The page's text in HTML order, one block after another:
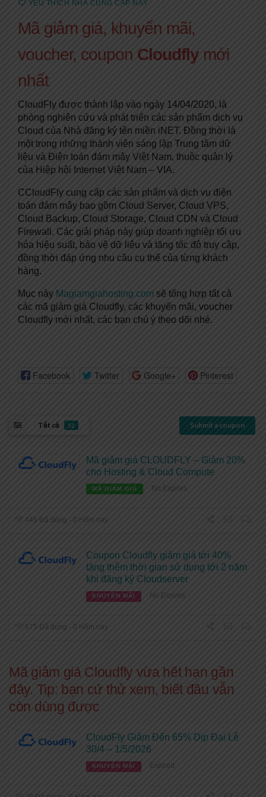
YÊU THÍCH NHÀ CUNG CẤP NÀY
Mã giảm giá, khuyến mãi,
voucher, coupon Cloudfly mới
nhất
CloudFly được thành lập vào ngày 14/04/2020, là
phòng nghiên cứu và phát triển các sản phẩm dịch vụ
Cloud của Nhà đăng ký tên miền iNET. Đồng thời là
một trong những thành viên sáng lập Trung tâm dữ
liệu và Điện toán đám mây Việt Nam, thuộc quản lý
của Hiệp hội Internet Việt Nam – VIA.
CCloudFly cung cấp các sản phẩm và dịch vụ điện
toán đám mây bao gồm Cloud Server, Cloud VPS,
Cloud Backup, Cloud Storage, Cloud CDN và Cloud
Firewall. Các giải pháp này giúp doanh nghiệp tối ưu
hóa hiệu suất, bảo vệ dữ liệu và tăng tốc độ truy cập,
đồng thời đáp ứng nhu cầu cụ thể của từng khách
hàng.
Mục này Magiamgiahosting.com sẽ tổng hợp tất cả
các mã giảm giá Cloudfly, các khuyến mãi, voucher
Cloudfly mới nhất, các bạn chú ý theo dõi nhé.
Facebook Twitter Google+ Pinterest
Tất cả 52 Submit a coupon
Mã giảm giá CLOUDFLY – Giảm 20%
cho Hosting & Cloud Compute
MÃ GIẢM GIÁ No Expires
446 Đã dùng - 0 Hôm nay
Coupon Cloudfly giảm giá tới 40%
tặng thêm thời gian sử dụng tới 2 năm
khi đăng ký Cloudserver
KHUYẾN MÃI No Expires
575 Đã dùng - 0 Hôm nay
Mã giảm giá Cloudfly vừa hết hạn gần
đây. Tip: bạn cứ thử xem, biết đâu vẫn
còn dùng được
CloudFly Giảm Đến 65% Dịp Đại Lễ
30/4 – 1/5/2026
KHUYẾN MÃI Expired